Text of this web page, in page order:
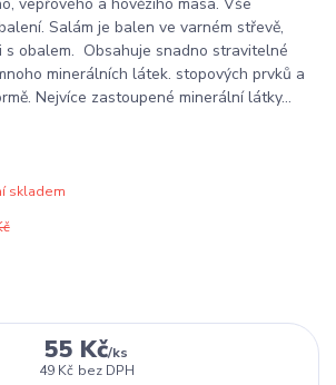
Salám je balen ve varném střevě,
s obalem. Obsahuje snadno stravitelné
minerálních látek. stopových prvků a
Nejvíce zastoupené minerální látky...
skladem
55 Kč/ks
49 Kč bez DPH